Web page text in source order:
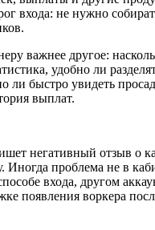
входа: не нужно
важнее другое:
удобно ли
ли быстро увидеть
выплат.
негативный отзыв о
Иногда проблема не в
входа, другом
появления воркера